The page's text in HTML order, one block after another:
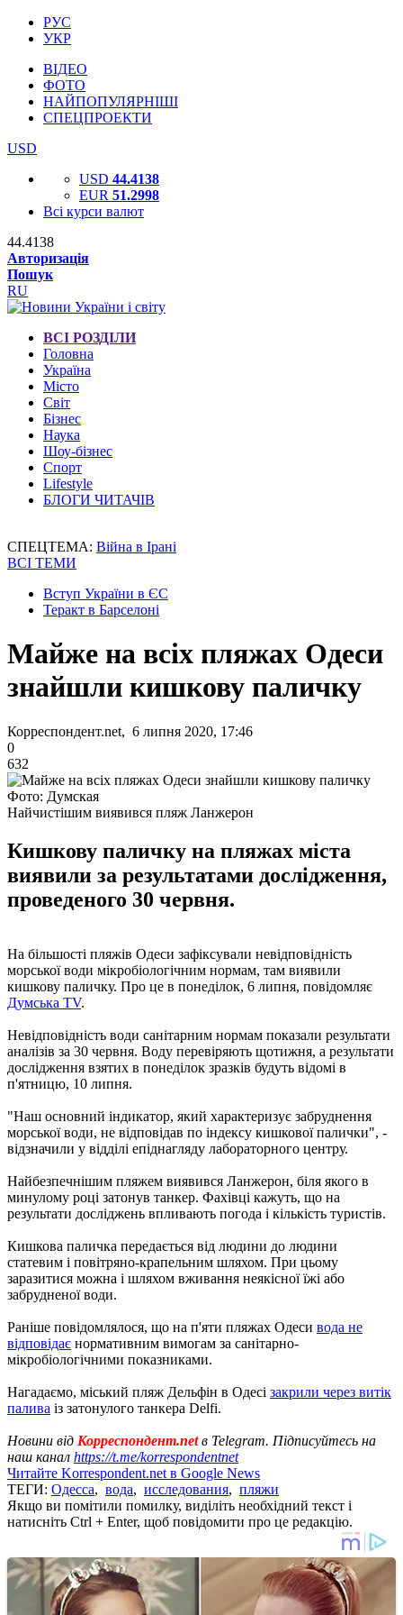
РУС
УКР
ВІДЕО
ФОТО
НАЙПОПУЛЯРНІШІ
СПЕЦПРОЕКТИ
USD
USD 44.4138
EUR 51.2998
Всі курси валют
44.4138
Авторизація
Пошук
RU
ВСІ РОЗДІЛИ
Головна
Україна
Місто
Світ
Бізнес
Наука
Шоу-бізнес
Спорт
Lifestyle
БЛОГИ ЧИТАЧІВ
СПЕЦТЕМА: Війна в Ірані
ВСІ ТЕМИ
Вступ України в ЄС
Теракт в Барселоні
Майже на всіх пляжах Одеси
знайшли кишкову паличку
Корреспондент.net, 6 липня 2020, 17:46
0
632
Фото: Думская
Найчистішим виявився пляж Ланжерон
Кишкову паличку на пляжах міста
виявили за результатами дослідження,
проведеного 30 червня.
На більшості пляжів Одеси зафіксували невідповідність
морської води мікробіологічним нормам, там виявили
кишкову паличку. Про це в понеділок, 6 липня, повідомляє
Думська TV.
Невідповідність води санітарним нормам показали результати
аналізів за 30 червня. Воду перевіряють щотижня, а результати
дослідження взятих в понеділок зразків будуть відомі в
п'ятницю, 10 липня.
"Наш основний індикатор, який характеризує забруднення
морської води, не відповідав по індексу кишкової палички", -
відзначили у відділі епіднагляду лабораторного центру.
Найбезпечнішим пляжем виявився Ланжерон, біля якого в
минулому році затонув танкер. Фахівці кажуть, що на
результати досліджень впливають погода і кількість туристів.
Кишкова паличка передається від людини до людини
статевим і повітряно-крапельним шляхом. При цьому
заразитися можна і шляхом вживання неякісної їжі або
забрудненої води.
Раніше повідомлялося, що на п'яти пляжах Одеси вода не
відповідає нормативним вимогам за санітарно-
мікробіологічними показниками.
Нагадаємо, міський пляж Дельфін в Одесі закрили через витік
палива із затонулого танкера Delfi.
Новини від Корреспондент.netв Telegram. Підписуйтесь на
наш канал https://t.me/korrespondentnet
Читайте Korrespondent.net в Google News
ТЕГИ: Одесса, вода, исследования, пляжи
Якщо ви помітили помилку, виділіть необхідний текст і
натисніть Ctrl + Enter, щоб повідомити про це редакцію.